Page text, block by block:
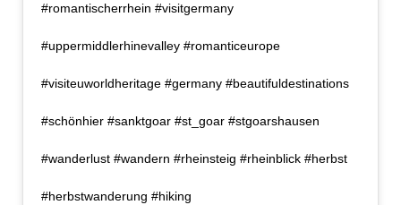
#romantischerrhein #visitgermany
#uppermiddlerhinevalley #romanticeurope
#visiteuworldheritage #germany #beautifuldestinations
#schönhier #sanktgoar #st_goar #stgoarshausen
#wanderlust #wandern #rheinsteig #rheinblick #herbst
#herbstwanderung #hiking